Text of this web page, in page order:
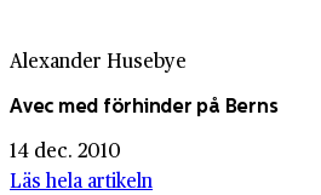
Alexander Husebye
Avec med förhinder på Berns
14 dec. 2010
Läs hela artikeln